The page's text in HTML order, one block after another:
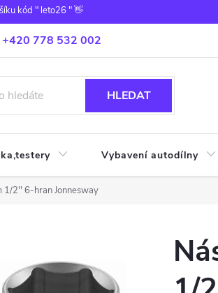
kód " leto26 " 👋
+420 778 532 002
HLEDAT
Vybavení autodílny
1/2'' 6-hran Jonnesway